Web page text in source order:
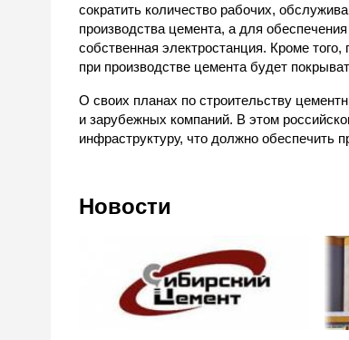
сократить количество рабочих,
производства цемента, а для
собственная электростанция. Кроме
при производстве цемента будет
О своих планах по строительству
и зарубежных компаний. В этом
инфраструктуру, что должно обеспечить
Новости